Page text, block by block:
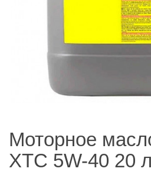
Моторное
XTC 5W-40 20